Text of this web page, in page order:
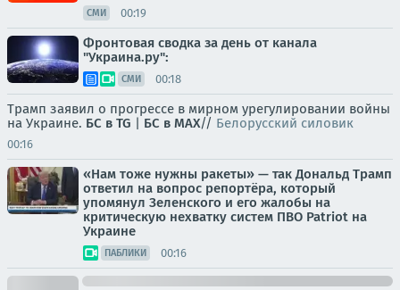
СМИ 00:19
Фронтовая сводка за день от канала
"Украина.ру":
СМИ 00:18
Трамп заявил о прогрессе в мирном урегулировании войны
на Украине. БС в TG | БС в МАХ// Белорусский силовик
00:16
«Нам тоже нужны ракеты» — так Дональд Трамп
ответил на вопрос репортёра, который
упомянул Зеленского и его жалобы на
критическую нехватку систем ПВО Patriot на
Украине
ПАБЛИКИ 00:16